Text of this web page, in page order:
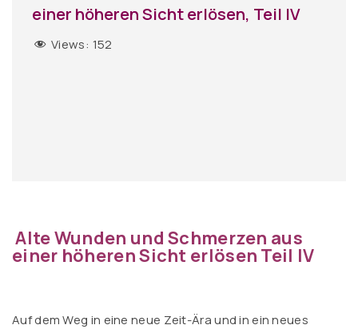
einer höheren Sicht erlösen, Teil IV
Views: 152
Alte Wunden und Schmerzen aus
einer höheren Sicht erlösen Teil IV
Auf dem Weg in eine neue Zeit-Ära und in ein neues